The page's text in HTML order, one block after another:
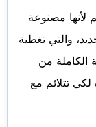
لأنها مصنوعة
والتي تغطية
الكاملة من
تتلائم مع